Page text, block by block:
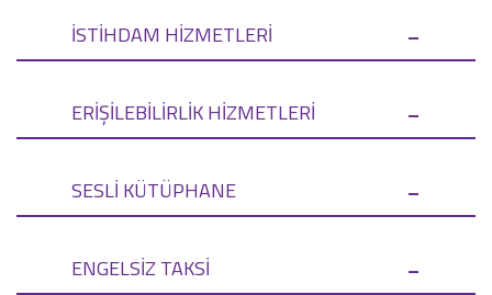
İSTİHDAM HİZMETLERİ -
ERİŞİLEBİLİRLİK HİZMETLERİ -
SESLİ KÜTÜPHANE -
ENGELSİZ TAKSİ -